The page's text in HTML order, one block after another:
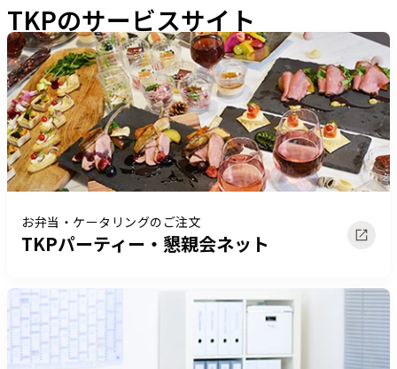
TKPのサービスサイト
お弁当・ケータリングのご注文
TKPパーティー・懇親会ネット